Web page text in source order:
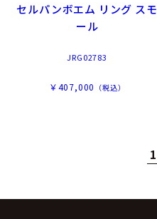
セルパンボエム リング スモ
ール
JRG02783
￥407,000 （税込）
1